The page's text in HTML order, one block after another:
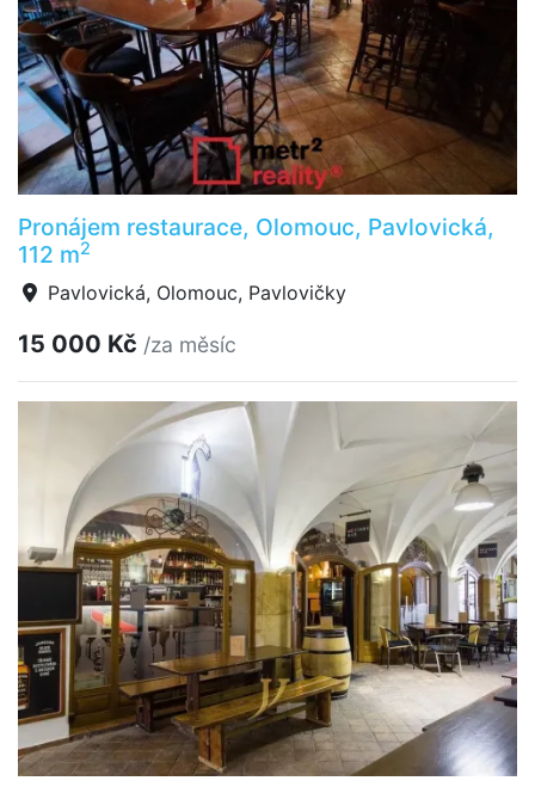
Pronájem restaurace, Olomouc, Pavlovická,
112 m2
Pavlovická, Olomouc, Pavlovičky
15 000 Kč /za měsíc